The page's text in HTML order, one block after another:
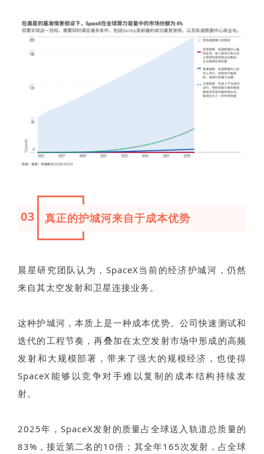
03 真正的护城河来自于成本优势
晨星研究团队认为，SpaceX当前的经济护城河，仍然
来自其太空发射和卫星连接业务。
这种护城河，本质上是一种成本优势。公司快速测试和
迭代的工程节奏，再叠加在太空发射市场中形成的高频
发射和大规模部署，带来了强大的规模经济，也使得
SpaceX能够以竞争对手难以复制的成本结构持续发
射。
2025年，SpaceX发射的质量占全球送入轨道总质量的
83%，接近第二名的10倍；其全年165次发射，占全球